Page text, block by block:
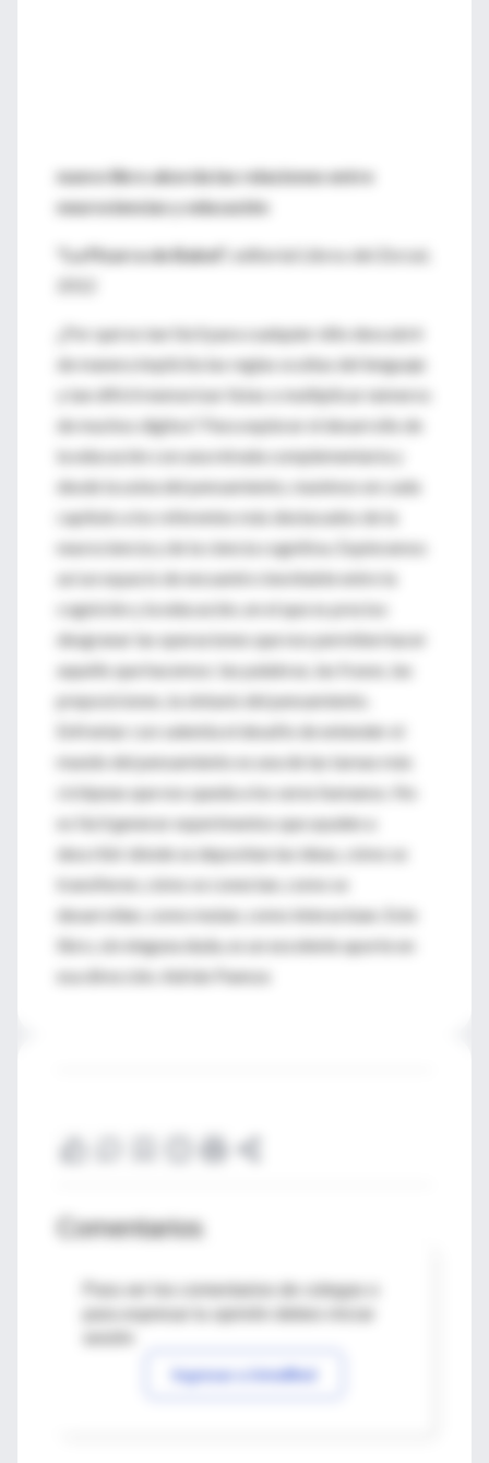
nuevo libro aborda las relaciones entre
neurociencias y educación
"La Pizarra de Babel",
editorial Libros del Zorzal,
¿Por qué es tan fácil para cualquier niño descubrir
de manera implícita las reglas ocultas del lenguaje
y tan difícil memorizar listas o multiplicar números
de muchos dígitos? Para explorar el desarrollo de
la educación con una mirada complementaria y
desde la usina del pensamiento, reunimos en cada
capítulo a los referentes más destacados de la
neurociencia y de la ciencia cognitiva. Exploramos
así un espacio de encuentro inevitable entre la
cognición y la educación, en el que es preciso
desgranar las operaciones que nos permiten hacer
aquello que hacemos: las palabras, las frases, las
preposiciones, la sintaxis del pensamiento.
Enfrentar con valentía el desafío de entender el
mundo del pensamiento es una de las tareas más
ciclópeas que nos queda a los seres humanos. No
es fácil generar experimentos que ayuden a
describir dónde se depositan las ideas, cómo se
transfieren, cómo se conectan, como se
desarrollan, como mutan, como interactúan. Este
libro, sin ninguna duda, es un excelente aporte en
esa dirección. Adrián Paenza
Comentarios
Para ver los comentarios de colegas o
Ingresar a IntraMed